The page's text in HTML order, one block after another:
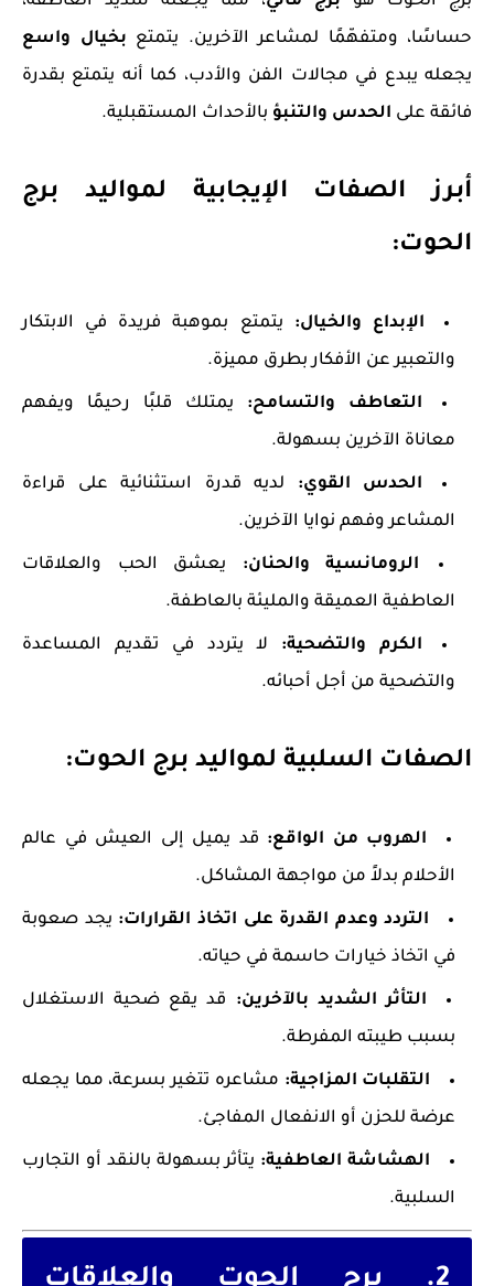
حساسًا، ومتفهّمًا لمشاعر الآخرين. يتمتع بخيال واسع
يجعله يبدع في مجالات الفن والأدب، كما أنه يتمتع بقدرة
فائقة على الحدس والتنبؤ بالأحداث المستقبلية.
أبرز الصفات الإيجابية لمواليد برج
الحوت:
الإبداع والخيال: يتمتع بموهبة فريدة في الابتكار
والتعبير عن الأفكار بطرق مميزة.
التعاطف والتسامح: يمتلك قلبًا رحيمًا ويفهم
معاناة الآخرين بسهولة.
الحدس القوي: لديه قدرة استثنائية على قراءة
المشاعر وفهم نوايا الآخرين.
الرومانسية والحنان: يعشق الحب والعلاقات
العاطفية العميقة والمليئة بالعاطفة.
الكرم والتضحية: لا يتردد في تقديم المساعدة
والتضحية من أجل أحبائه.
الصفات السلبية لمواليد برج الحوت:
الهروب من الواقع: قد يميل إلى العيش في عالم
الأحلام بدلاً من مواجهة المشاكل.
التردد وعدم القدرة على اتخاذ القرارات: يجد صعوبة
في اتخاذ خيارات حاسمة في حياته.
التأثر الشديد بالآخرين: قد يقع ضحية الاستغلال
بسبب طيبته المفرطة.
التقلبات المزاجية: مشاعره تتغير بسرعة، مما يجعله
عرضة للحزن أو الانفعال المفاجئ.
الهشاشة العاطفية: يتأثر بسهولة بالنقد أو التجارب
السلبية.